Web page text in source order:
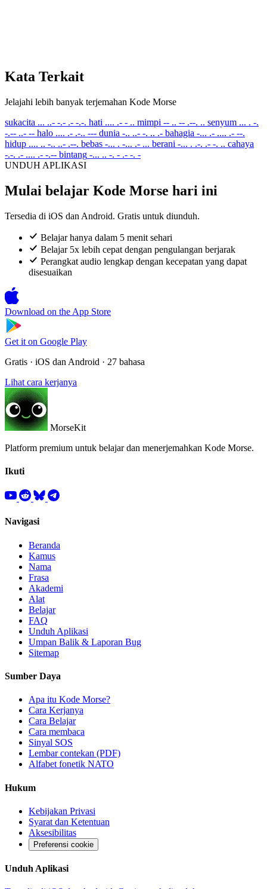
Kata Terkait
Jelajahi lebih banyak terjemahan Kode Morse
sukacita ... ..- -.- .- -.-. hati .... .- - .. mimpi -- .. -- .--. .. senyum ... . -.
-.-- ..- -- halo .... .- .-.. --- dunia -.. ..- -. .. .- bahagia -... .- .... .- --.
hidup .... .. -.. ..- .--. bebas -... . -... .- ... berani -... . .-. .- -. .. cahaya
-.-. .- .... .- -.-- bintang -... .. -. - .- -. -
UNDUH APLIKASI
Mulai belajar Kode Morse hari ini
Tersedia di iOS dan Android. Gratis untuk diunduh.
Belajar hanya dalam 5 menit sehari
Belajar 5x lebih cepat dengan pengulangan berjarak
Perangkat audio lengkap dengan kecepatan yang dapat
disesuaikan
Download on the App Store
Get it on Google Play
Gratis · iOS dan Android · 27 bahasa
Lihat cara kerjanya
MorseKit
Platform premium untuk belajar dan menerjemahkan Kode Morse.
Ikuti
Navigasi
Beranda
Kamus
Nama
Frasa
Akademi
Alat
Belajar
FAQ
Unduh Aplikasi
Umpan Balik & Laporan Bug
Sitemap
Sumber Daya
Apa itu Kode Morse?
Cara Kerjanya
Cara Belajar
Cara membaca
Sinyal SOS
Lembar contekan (PDF)
Alfabet fonetik NATO
Hukum
Kebijakan Privasi
Syarat dan Ketentuan
Aksesibilitas
Preferensi cookie
Unduh Aplikasi